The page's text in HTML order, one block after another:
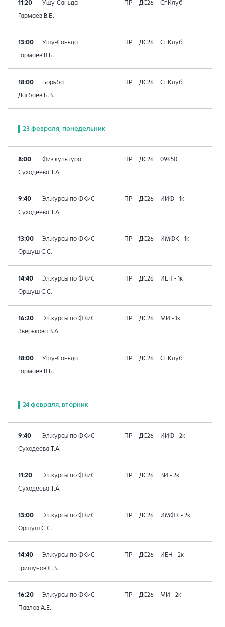
11:20 Ушу-Саньда ПР ДС26 СпКлуб
Гармаев В.Б.
13:00 Ушу-Саньда ПР ДС26 СпКлуб
Гармаев В.Б.
18:00 Борьба ПР ДС26 СпКлуб
Дагбаев Б.В.
23 февраля, понедельник
8:00 Физ.культура ПР ДС26 09650
Суходеева Т.А.
9:40 Эл.курсы по ФКиС ПР ДС26 ИИФ - 1к
Суходеева Т.А.
13:00 Эл.курсы по ФКиС ПР ДС26 ИМФК - 1к
Оршуш С.С.
14:40 Эл.курсы по ФКиС ПР ДС26 ИЕН - 1к
Оршуш С.С.
16:20 Эл.курсы по ФКиС ПР ДС26 МИ - 1к
Зверькова В.А.
18:00 Ушу-Саньда ПР ДС26 СпКлуб
Гармаев В.Б.
24 февраля, вторник
9:40 Эл.курсы по ФКиС ПР ДС26 ИИФ - 2к
Суходеева Т.А.
11:20 Эл.курсы по ФКиС ПР ДС26 ВИ - 2к
Суходеева Т.А.
13:00 Эл.курсы по ФКиС ПР ДС26 ИМФК - 2к
Оршуш С.С.
14:40 Эл.курсы по ФКиС ПР ДС26 ИЕН - 2к
Гришунов С.В.
16:20 Эл.курсы по ФКиС ПР ДС26 МИ - 2к
Павлов А.Е.